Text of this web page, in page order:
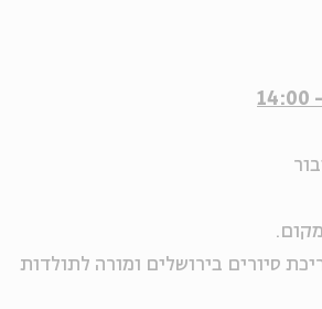
סיורים בירושלים ומורה לתולדות